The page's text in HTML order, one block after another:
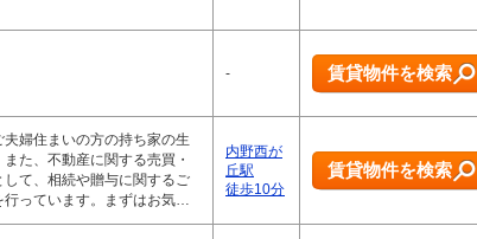
- 賃貸物件を検索
婦住まいの方の持ち家の生
た、不動産に関する売買・
て、相続や贈与に関するご
行っています。まずはお気…
内野西が
丘駅
徒歩10分
賃貸物件を検索